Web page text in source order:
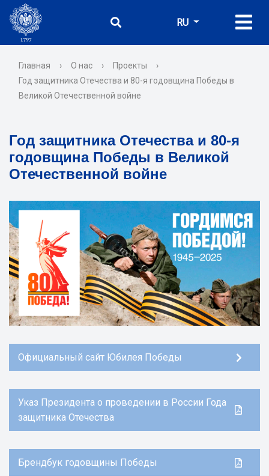
RU
Главная › О нас › Проекты
›
Год защитника Отечества и 80-я годовщина Победы в
Великой Отечественной войне
Год защитника Отечества и 80-я
годовщина Победы в Великой
Отечественной войне
Официальный сайт Юбилея Победы
Указ Президента о проведении в России Года
защитника Отечества
Брендбук годовщины Победы